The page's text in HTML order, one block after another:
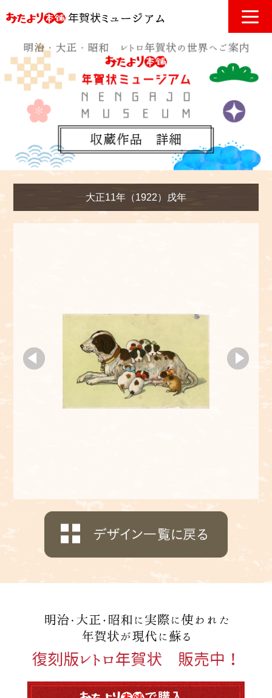
大正11年（1922）戌年